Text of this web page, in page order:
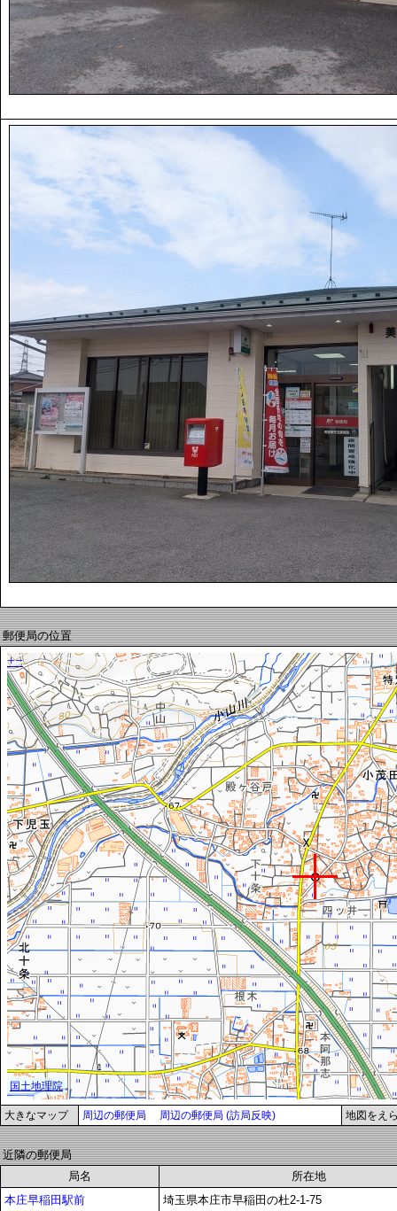
郵便局の位置
大きなマップ 周辺の郵便局 周辺の郵便局 (訪局反映) 地図をえ
近隣の郵便局
局名
所在地
本庄早稲田駅前
埼玉県本庄市早稲田の杜2-1-75